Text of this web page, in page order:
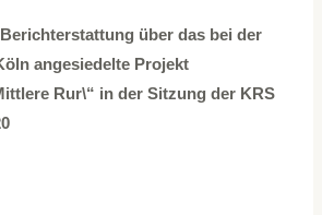
über das bei der
angesiedelte Projekt
Rur\“ in der Sitzung der KRS